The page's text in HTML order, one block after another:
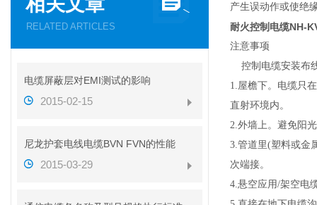
RELATED ARTICLES
电缆屏蔽层对EMI测试的影响
2015-02-15
尼龙护套电线电缆BVN FVN的性能
2015-03-29
产生误动作或使绝
耐火控制电缆NH-
注意事项
控制电缆安装布
1.屋檐下。电缆只
直射环境内。
2.外墙上。避免阳
3.管道里(塑料或金
次端接。
4.悬空应用/架空电